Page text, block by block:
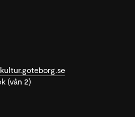
(vån 2)